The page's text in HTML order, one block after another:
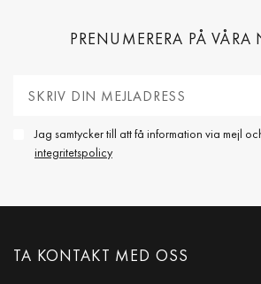
PRENUMERERA PÅ VÅRA
Jag samtycker till att få information via mejl
integritetspolicy
TA KONTAKT MED OSS